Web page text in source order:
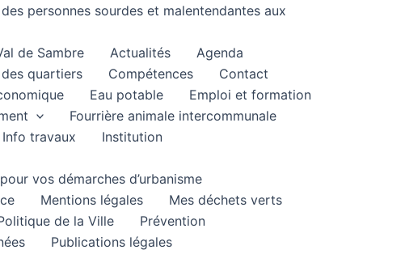
personnes sourdes et malentendantes aux
de Sambre Actualités
Agenda
quartiers Compétences
Contact
Eau potable
Emploi et formation
Fourrière animale intercommunale
Info travaux
Institution
vos démarches d’urbanisme
Mentions légales
Mes déchets verts
de la Ville
Prévention
Publications légales